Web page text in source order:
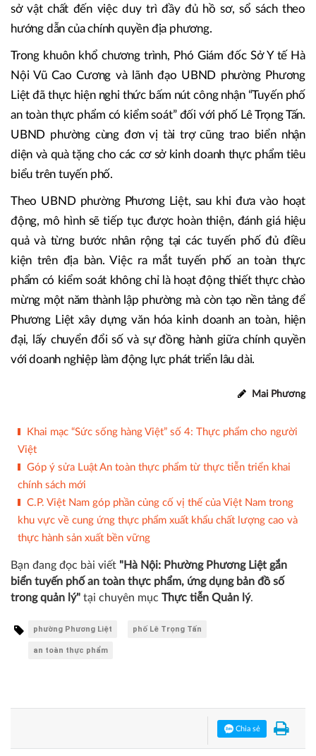
sở vật chất đến việc duy trì đầy đủ hồ sơ, sổ sách theo
hướng dẫn của chính quyền địa phương.
Trong khuôn khổ chương trình, Phó Giám đốc Sở Y tế Hà
Nội Vũ Cao Cương và lãnh đạo UBND phường Phương
Liệt đã thực hiện nghi thức bấm nút công nhận “Tuyến phố
an toàn thực phẩm có kiểm soát” đối với phố Lê Trọng Tấn.
UBND phường cùng đơn vị tài trợ cũng trao biển nhận
diện và quà tặng cho các cơ sở kinh doanh thực phẩm tiêu
biểu trên tuyến phố.
Theo UBND phường Phương Liệt, sau khi đưa vào hoạt
động, mô hình sẽ tiếp tục được hoàn thiện, đánh giá hiệu
quả và từng bước nhân rộng tại các tuyến phố đủ điều
kiện trên địa bàn. Việc ra mắt tuyến phố an toàn thực
phẩm có kiểm soát không chỉ là hoạt động thiết thực chào
mừng một năm thành lập phường mà còn tạo nền tảng để
Phương Liệt xây dựng văn hóa kinh doanh an toàn, hiện
đại, lấy chuyển đổi số và sự đồng hành giữa chính quyền
với doanh nghiệp làm động lực phát triển lâu dài.
Mai Phương
Khai mạc “Sức sống hàng Việt” số 4: Thực phẩm cho người
Việt
Góp ý sửa Luật An toàn thực phẩm từ thực tiễn triển khai
chính sách mới
C.P. Việt Nam góp phần củng cố vị thế của Việt Nam trong
khu vực về cung ứng thực phẩm xuất khẩu chất lượng cao và
thực hành sản xuất bền vững
Bạn đang đọc bài viết "Hà Nội: Phường Phương Liệt gắn
biển tuyến phố an toàn thực phẩm, ứng dụng bản đồ số
trong quản lý" tại chuyên mục Thực tiễn Quản lý.
phường Phương Liệt phố Lê Trọng Tấn
an toàn thực phẩm
Chia sẻ